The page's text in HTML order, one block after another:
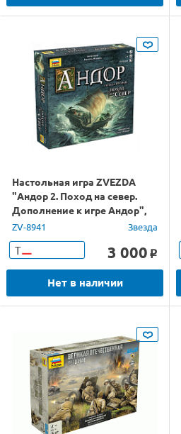
Настольная игра ZVEZDA
"Андор 2. Поход на север.
Дополнение к игре Андор",
стратегия
ZV-8941 Звезда
Т 3 000 o
Нет в наличии